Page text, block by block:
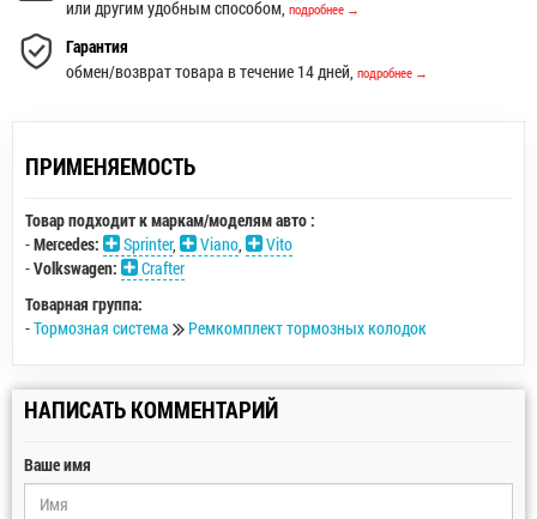
или другим удобным способом, подробнее →
Гарантия
обмен/возврат товара в течение 14 дней, подробнее →
ПРИМЕНЯЕМОСТЬ
Товар подходит к маркам/моделям авто :
-Mercedes: Sprinter, Viano,
Vito
-Volkswagen:
Crafter
Товарная группа:
-Тормозная система Ремкомплект тормозных колодок
НАПИСАТЬ КОММЕНТАРИЙ
Ваше имя